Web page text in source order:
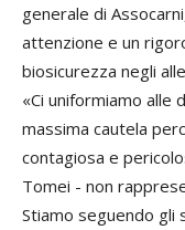
generale di
attenzione e un
biosicurezza negli
«Ci uniformiamo alle
massima cautela
contagiosa e
Tomei - non
Stiamo seguendo gli